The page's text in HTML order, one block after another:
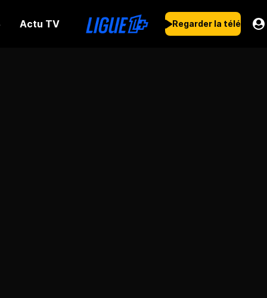
Actu TV Regarder la télé